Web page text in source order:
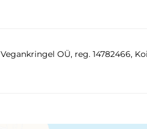
Vegankringel OÜ, reg. 14782466,